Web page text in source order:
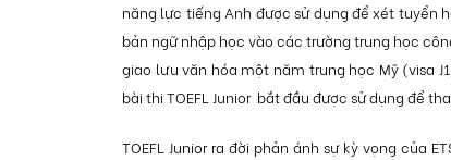
năng lực tiếng Anh được sử dụng để xét tuyển
bản ngữ nhập học vào các trường trung học
giao lưu văn hóa một năm trung học Mỹ (visa
bài thi TOEFL Junior bắt đầu được sử dụng để
TOEFL Junior ra đời phản ánh sự kỳ vọng của